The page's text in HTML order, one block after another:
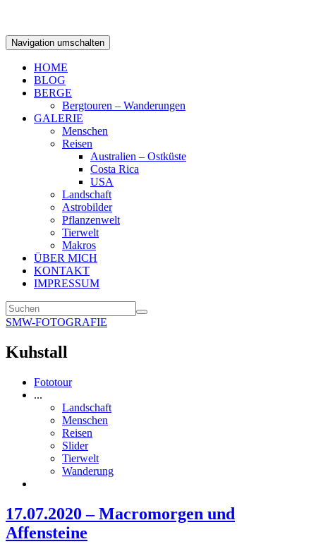
Navigation umschalten
HOME
BLOG
BERGE
Bergtouren – Wanderungen
GALERIE
Menschen
Reisen
Australien – Ostküste
Costa Rica
USA
Landschaft
Astrobilder
Pflanzenwelt
Tierwelt
Makros
ÜBER MICH
KONTAKT
IMPRESSUM
SMW-FOTOGRAFIE
Kuhstall
Fototour
...
Landschaft
Menschen
Reisen
Slider
Tierwelt
Wanderung
17.07.2020 – Macromorgen und
Affensteine